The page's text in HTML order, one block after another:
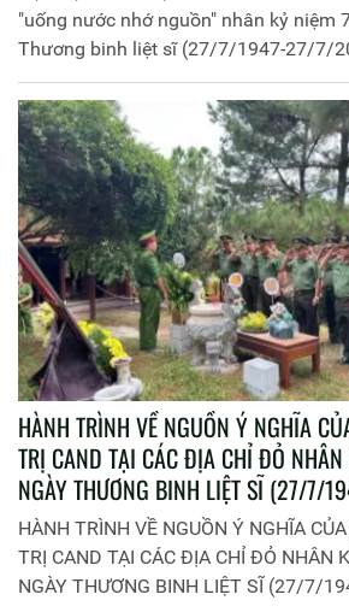
"uống nước nhớ nguồn" nhân kỷ niệm
Thương binh liệt sĩ (27/7/1947-27/7/
HÀNH TRÌNH VỀ NGUỒN Ý NGHĨA
TRỊ CAND TẠI CÁC ĐỊA CHỈ ĐỎ
NGÀY THƯƠNG BINH LIỆT SĨ (27/7/
HÀNH TRÌNH VỀ NGUỒN Ý NGHĨA
TRỊ CAND TẠI CÁC ĐỊA CHỈ ĐỎ NHÂN
NGÀY THƯƠNG BINH LIỆT SĨ (27/7/